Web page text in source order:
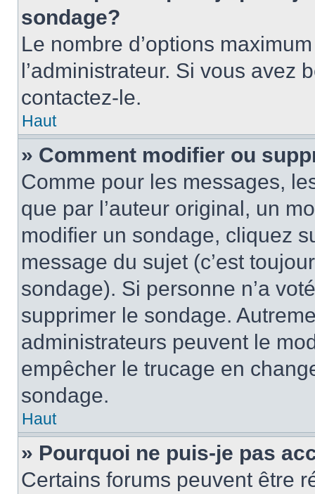
sondage?
Le nombre d’options
l’administrateur. Si vous avez
contactez-le.
Haut
» Comment modifier ou
Comme pour les messages,
que par l’auteur original, un
modifier un sondage, cliquez
message du sujet (c’est
sondage). Si personne n’a
supprimer le sondage.
administrateurs peuvent le
empêcher le trucage en
sondage.
Haut
» Pourquoi ne puis-je pas
Certains forums peuvent être